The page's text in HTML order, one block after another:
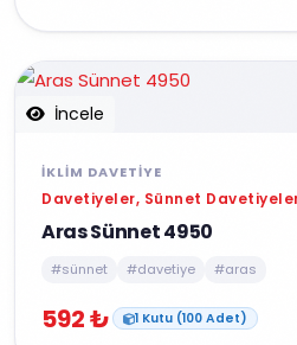
İncele
İKLIM DAVETIYE
Davetiyeler, Sünnet
Aras Sünnet 4950
#sünnet #davetiye #aras
592 ₺ 1 Kutu (100 Adet)